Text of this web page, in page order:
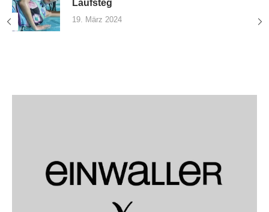
Laufsteg
19. März 2024